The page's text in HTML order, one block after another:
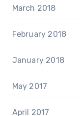
March 2018
February 2018
January 2018
May 2017
April 2017